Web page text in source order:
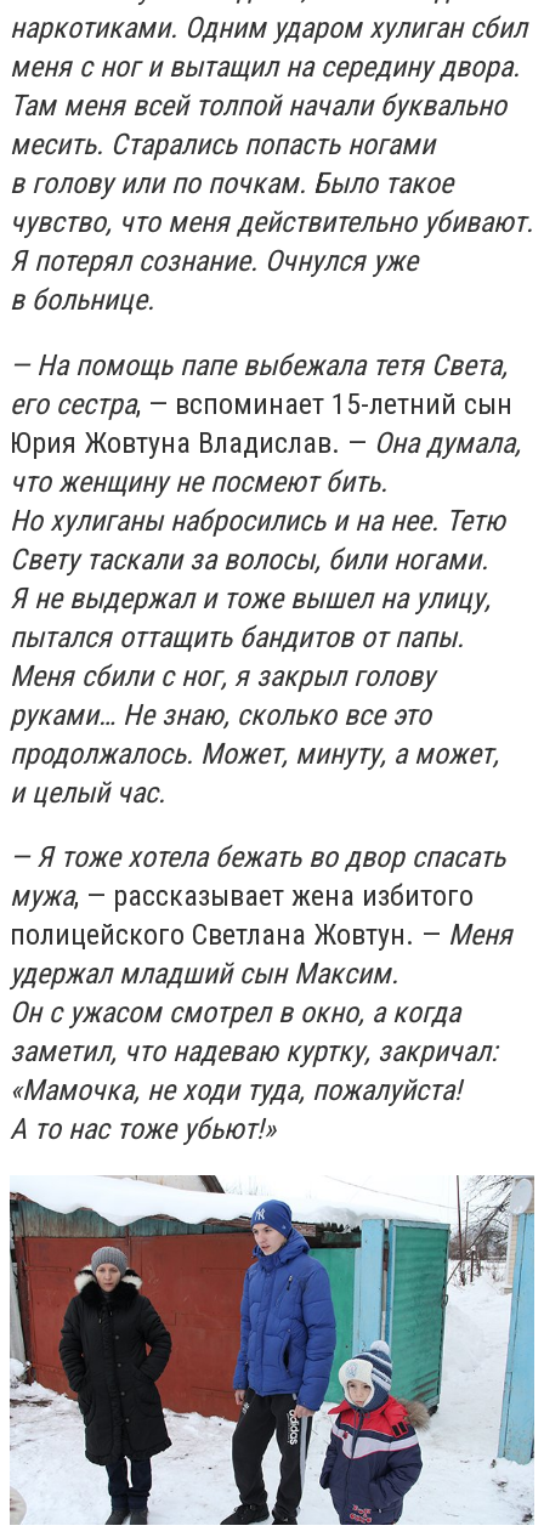
наркотиками. Одним ударом хулиган сбил
меня с ног и вытащил на середину двора.
Там меня всей толпой начали буквально
месить. Старались попасть ногами
в голову или по почкам. Было такое
чувство, что меня действительно убивают.
Я потерял сознание. Очнулся уже
в больнице.
— На помощь папе выбежала тетя Света,
его сестра, — вспоминает 15-летний сын
Юрия Жовтуна Владислав. — Она думала,
что женщину не посмеют бить.
Но хулиганы набросились и на нее. Тетю
Свету таскали за волосы, били ногами.
Я не выдержал и тоже вышел на улицу,
пытался оттащить бандитов от папы.
Меня сбили с ног, я закрыл голову
руками… Не знаю, сколько все это
продолжалось. Может, минуту, а может,
и целый час.
— Я тоже хотела бежать во двор спасать
мужа, — рассказывает жена избитого
полицейского Светлана Жовтун. — Меня
удержал младший сын Максим.
Он с ужасом смотрел в окно, а когда
заметил, что надеваю куртку, закричал:
«Мамочка, не ходи туда, пожалуйста!
А то нас тоже убьют!»